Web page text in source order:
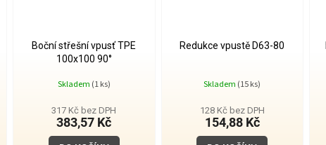
Boční střešní vpusť TPE
100x100 90°
Skladem (1 ks)
317 Kč bez DPH
383,57 Kč
Redukce vpustě D63-80
Skladem (15 ks)
128 Kč bez DPH
154,88 Kč